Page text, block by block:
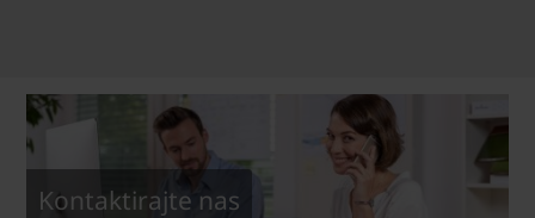
Kontaktirajte nas